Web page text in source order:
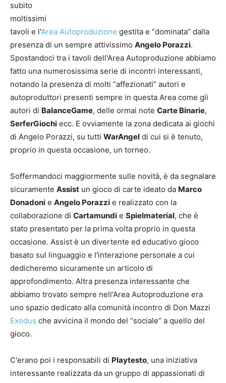
subito
moltissimi
tavoli e l'Area Autoproduzione gestita e “dominata” dalla
presenza di un sempre attivissimo Angelo Porazzi.
Spostandoci tra i tavoli dell'Area Autoproduzione abbiamo
fatto una numerosissima serie di incontri interessanti,
notando la presenza di molti “affezionati” autori e
autoproduttori presenti sempre in questa Area come gli
autori di BalanceGame, delle ormai note Carte Binarie,
SerferGiochi ecc. E ovviamente la zona dedicata ai giochi
di Angelo Porazzi, su tutti WarAngel di cui si è tenuto,
proprio in questa occasione, un torneo.
Soffermandoci maggiormente sulle novità, è da segnalare
sicuramente Assist un gioco di carte ideato da Marco
Donadoni e Angelo Porazzi e realizzato con la
collaborazione di Cartamundi e Spielmaterial, che è
stato presentato per la prima volta proprio in questa
occasione. Assist è un divertente ed educativo gioco
basato sul linguaggio e l'interazione personale a cui
dedicheremo sicuramente un articolo di
approfondimento. Altra presenza interessante che
abbiamo trovato sempre nell'Area Autoproduzione era
uno spazio dedicato alla comunità incontro di Don Mazzi
Exodus che avvicina il mondo del “sociale” a quello del
gioco.
C'erano poi i responsabili di Playtesto, una iniziativa
interessante realizzata da un gruppo di appassionati di